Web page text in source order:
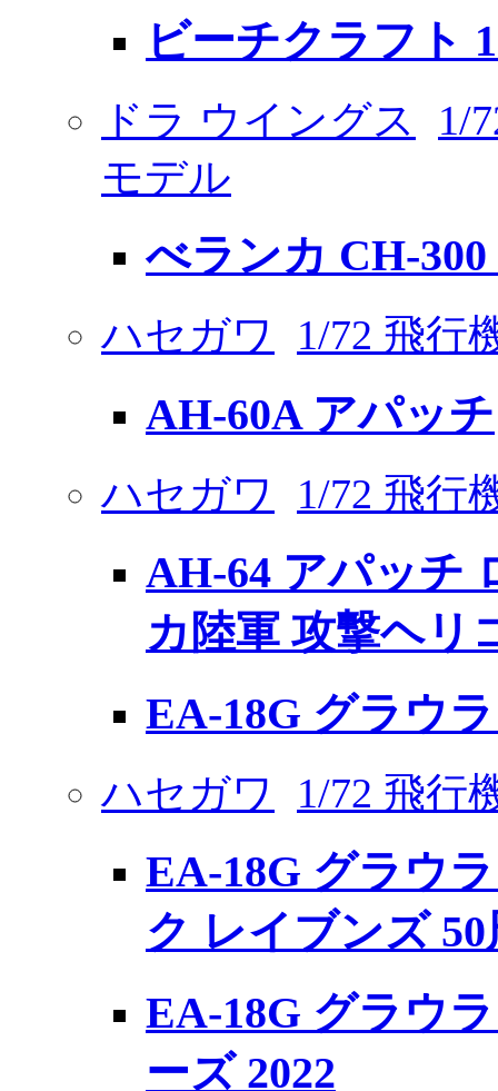
ビーチクラフト
ドラ ウイングス
1/
モデル
べランカ CH-
ハセガワ 1/72 飛行
AH-60A アパッチ
ハセガワ 1/72 飛行
AH-64 アパッチ
カ陸軍 攻撃ヘリ
EA-18G グラウ
ハセガワ 1/72 飛行
EA-18G グラウ
ク レイブンズ
EA-18G グラウ
ーズ 2022